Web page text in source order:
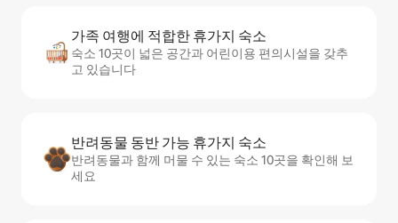
가족 여행에 적합한 휴가지 숙소
숙소 10곳이 넓은 공간과 어린이용 편의시설을 갖추
고 있습니다
반려동물 동반 가능 휴가지 숙소
반려동물과 함께 머물 수 있는 숙소 10곳을 확인해 보
세요